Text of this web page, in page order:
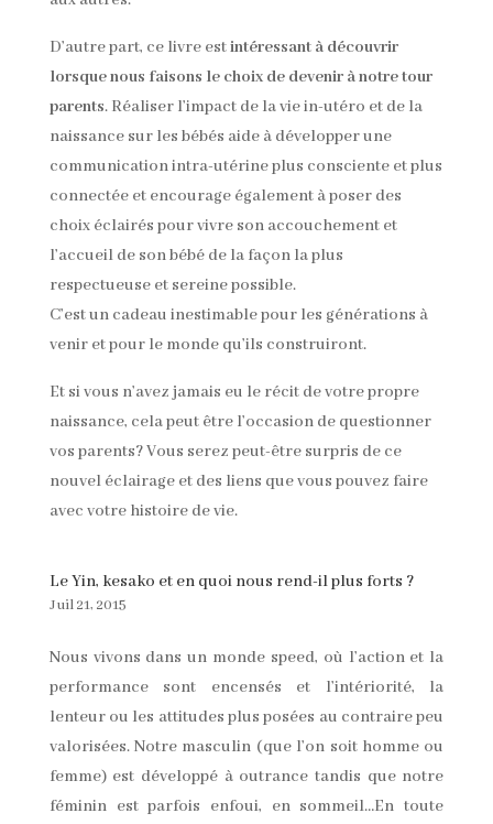
D’autre part, ce livre estintéressant à découvrir
lorsque nous faisons le choix de devenir à notre tour
parents. Réaliser l’impact de la vie in-utéro et de la
naissance sur les bébés aide à développer une
communication intra-utérine plus consciente et plus
connectée et encourage également à poser des
choix éclairés pour vivre son accouchement et
l’accueil de son bébé de la façon la plus
respectueuse et sereine possible.
C’est un cadeau inestimable pour les générations à
venir et pour le monde qu’ils construiront.
Et si vous n’avez jamais eu le récit de votre propre
naissance, cela peut être l’occasion de questionner
vos parents? Vous serez peut-être surpris de ce
nouvel éclairage et des liens que vous pouvez faire
avec votre histoire de vie.
Le Yin, kesako et en quoi nous rend-il plus forts ?
Juil 21, 2015
Nous vivons dans un monde speed, où l’action et la
performance sont encensés et l’intériorité, la
lenteur ou les attitudes plus posées au contraire peu
valorisées. Notre masculin (que l’on soit homme ou
femme) est développé à outrance tandis que notre
féminin est parfois enfoui, en sommeil…En toute